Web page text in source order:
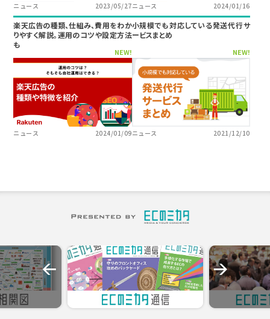
ニュース 2023/05/27ニュース 2024/01/16
楽天広告の種類、仕組み、費用をわか
りやすく解説。運用のコツや設定方法
も
NEW!
ニュース 2024/01/09
小規模でも対応している発送代行サ
ービスまとめ
NEW!
ニュース 2021/12/10